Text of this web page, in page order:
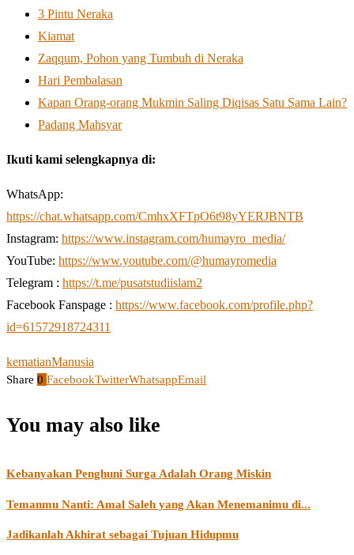
3 Pintu Neraka
Kiamat
Zaqqum, Pohon yang Tumbuh di Neraka
Hari Pembalasan
Kapan Orang-orang Mukmin Saling Diqisas Satu Sama Lain?
Padang Mahsyar
Ikuti kami selengkapnya di:
WhatsApp:
https://chat.whatsapp.com/CmhxXFTpO6t98yYERJBNTB
Instagram: https://www.instagram.com/humayro_media/
YouTube: https://www.youtube.com/@humayromedia
Telegram : https://t.me/pusatstudiislam2
Facebook Fanspage : https://www.facebook.com/profile.php?
id=61572918724311
kematianManusia
Share 0 FacebookTwitterWhatsappEmail
You may also like
Kebanyakan Penghuni Surga Adalah Orang Miskin
Temanmu Nanti: Amal Saleh yang Akan Menemanimu di...
Jadikanlah Akhirat sebagai Tujuan Hidupmu